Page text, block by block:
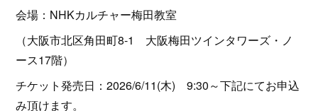
会場：NHKカルチャー梅田教室
（大阪市北区角田町8-1 大阪梅田ツインタワーズ・ノ
ース17階）
チケット発売日：2026/6/11(木) 9:30～下記にてお申込
み頂けます。